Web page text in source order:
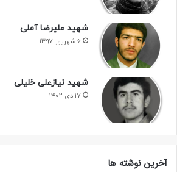
شهید علیرضا آملی
۶ شهریور ۱۳۹۷
شهید نیازعلی خلیلی
۱۷ دی ۱۴۰۲
آخرین نوشته ها